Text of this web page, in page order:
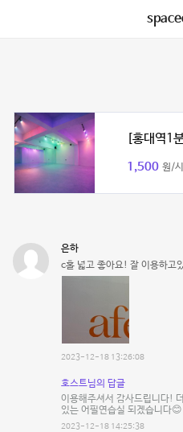
[홍대역1
1,500 원/
은하
c홀 넓고 좋아요! 잘 이용하고
2023-12-18 13:26:08
호스트님의 답글
이용해주셔서 감사드립니다!
있는 어필연습실 되겠습니다
2023-12-18 14:25:38